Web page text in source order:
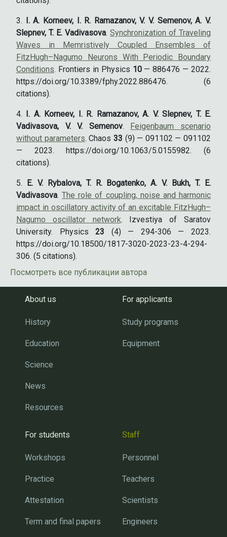
I. A. Korneev, I. R. Ramazanov, V. V. Semenov, A. V.
Slepnev, T. E. Vadivasova. Synchronization of Traveling
Waves in Memristively Coupled Ensembles of
FitzHugh–Nagumo Neurons With Periodic Boundary
Conditions. Frontiers in Physics 10— 886476 — 2022.
https://doi.org/10.3389/fphy.2022.886476. (6
citations).
I. A. Korneev, I. R. Ramazanov, A. V. Slepnev, T. E.
Vadivasova, V. V. Semenov.
Feigenbaum scenario
without parameters. Chaos 33 (9) — 091102 — 091102
— 2023. https://doi.org/10.1063/5.0155982. (6
citations).
E. V. Rybalova, T. R. Bogatenko, A. V. Bukh, T. E.
Vadivasova.The role of coupling, noise and harmonic
impact in oscillatory activity of an excitable FitzHugh–
Nagumo oscillator network. Izvestiya of Saratov
University. Physics23 (4) — 294-306 — 2023.
https://doi.org/10.18500/1817-3020-2023-23-4-294-
306. (5 citations).
Посмотреть все публикации автора
About us
History
Education
Science
News
Resources
For applicants
Study programs
Equipment
For students
Workshops
Practice
Attestation
Term and final papers
Staff
Personnel
Teachers
Scientists
Engineers